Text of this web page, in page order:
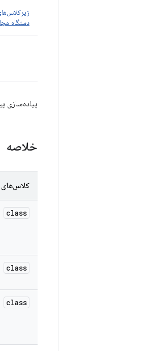
دستگاه
خلاصه
کلاس‌های
class
class
class